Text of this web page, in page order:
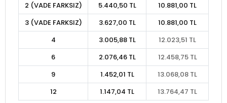
2 (VADE FARKSIZ)
5.440,50 TL
10.881,00 TL
3 (VADE FARKSIZ)
3.627,00 TL
10.881,00 TL
4
3.005,88 TL
12.023,51 TL
6
2.076,46 TL
12.458,75 TL
9
1.452,01 TL
13.068,08 TL
12
1.147,04 TL 13.764,47 TL